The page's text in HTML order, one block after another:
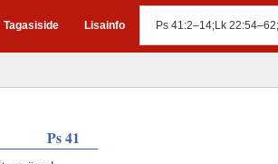
Tagasiside Lisainfo
Ps 41